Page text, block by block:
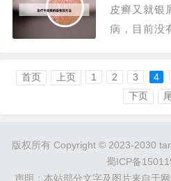
选择副作用更
皮癣又就银
病，目前没
药膏，卡泊
膏，皮损面
呤片，雷公
牛皮癣使用
首页 上页 1 2 3 4
下页
版权所有 Copyright © 2023-2030
蜀ICP备
声明：本站部分文字及图片来自于